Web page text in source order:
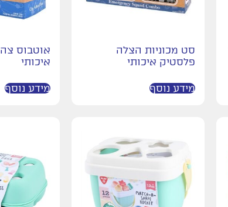
סט מכוניות הצלה
פלסטיק איכותי
מידע נוסף
אוטבוס
איכותי
מידע נוסף